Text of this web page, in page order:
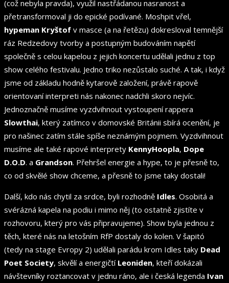
(což nebyla pravda), využil nastřádanou nasranost a
přetransformoval ji do epické podívané. Moshpit vřel,
hypeman Kryštof v masce (a na řetězu) dokresloval temnější
ráz Redzedovy tvorby a postupným budováním napětí
společně s celou kapelou z jejich koncertu udělali jednu z top
show celého festivalu. Jedno triko nezůstalo suché. A tak, i když
jsme od základu hodně kytarově založení, právě rapově
orientovaní interpreti nás nakonec nadchli skoro nejvíc.
Jednoznačně musíme vyzdvihnout vystoupení rappera
Slowthai, který zatímco v domovské Británii sbírá ocenění, je
pro našinec zatím stále spíše neznámým pojmem. Vyzdvihnout
musíme ale také rapové interprety KennyHoopla, Dope
D.O.D. a Grandson. Přehršel energie a hype, to je přesně to,
co od skvělé show chceme, a přesně to jsme taky dostali!
Další, kdo nás chytil za srdce, byli rozhodně Idles. Osobitá a
svérázná kapela na podiu i mimo něj (to ostatně zjistíte v
rozhovoru, který pro vás připravujeme). Show byla jednou z
těch, které nás na letošním RfP dostaly do kolen. V šapitó
(tedy na stage Evropy 2) udělali parádu krom Idles taky Dead
Poet Society, skvělí a energičtí Leoniden, kteří dokázali
návštevníky roztancovat v jednu ráno, ale i česká legenda Ivan